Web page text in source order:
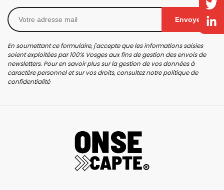
Envoyer
En soumettant ce formulaire, j'accepte que les informations saisies
soient exploitées par 100% Vosges aux fins de gestion des envois de
newsletters. Pour en savoir plus sur la gestion de vos données à
caractère personnel et sur vos droits, consultez notrepolitique de
confidentialité